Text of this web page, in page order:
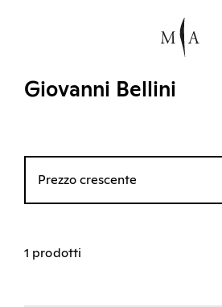
Giovanni Bellini
Prezzo crescente
1 prodotti